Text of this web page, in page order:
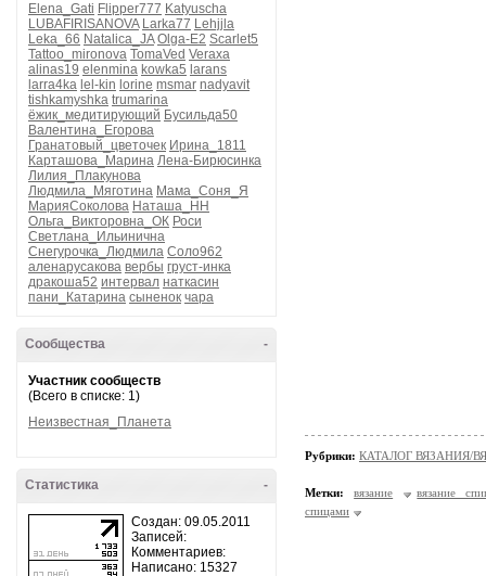
Elena_Gati Flipper777 Katyuscha
LUBAFIRISANOVA Larka77 Lehjjla
Leka_66 Natalica_JA Olga-E2 Scarlet5
Tattoo_mironova TomaVed Veraxa
alinas19 elenmina kowka5 larans
larra4ka lel-kin lorine msmar nadyavit
tishkamyshka trumarina
ёжик_медитирующий Бусильда50
Валентина_Егорова
Гранатовый_цветочек Ирина_1811
Карташова_Марина Лена-Бирюсинка
Лилия_Плакунова
Людмила_Мяготина Мама_Соня_Я
МарияСоколова Наташа_НН
Ольга_Викторовна_ОК Роси
Светлана_Ильинична
Снегурочка_Людмила Соло962
аленарусакова вербы груст-инка
дракоша52 интервал наткасин
пани_Катарина сыненок чара
-
Сообщества
Участник сообществ
(Всего в списке: 1)
Неизвестная_Планета
-
Статистика
Создан: 09.05.2011
Записей:
Комментариев:
Написано: 15327
Рубрики: КАТАЛОГ ВЯЗАНИЯ/
Метки: вязание
вязание
спицами